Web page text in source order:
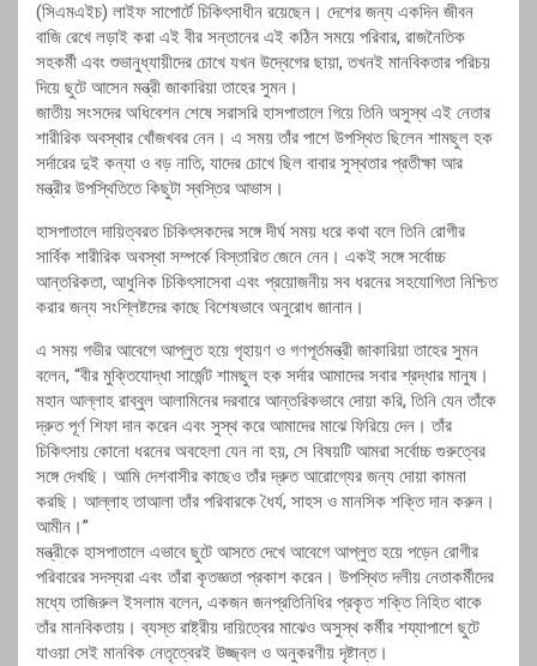
(সিএমএইচ) লাইফ সাপোর্টে চিকিৎসাধীন রয়েছেন। দেশের জন্য একদিন জীবন
বাজি রেখে লড়াই করা এই বীর সন্তানের এই কঠিন সময়ে পরিবার, রাজনৈতিক
সহকর্মী এবং শুভানুধ্যায়ীদের চোখে যখন উদ্বেগের ছায়া, তখনই মানবিকতার পরিচয়
দিয়ে ছুটে আসেন মন্ত্রী জাকারিয়া তাহের সুমন।
জাতীয় সংসদের অধিবেশন শেষে সরাসরি হাসপাতালে গিয়ে তিনি অসুস্থ এই নেতার
শারীরিক অবস্থার খোঁজখবর নেন। এ সময় তাঁর পাশে উপস্থিত ছিলেন শামছুল হক
সর্দারের দুই কন্যা ও বড় নাতি, যাদের চোখে ছিল বাবার সুস্থতার প্রতীক্ষা আর
মন্ত্রীর উপস্থিতিতে কিছুটা স্বস্তির আভাস।
হাসপাতালে দায়িত্বরত চিকিৎসকদের সঙ্গে দীর্ঘ সময় ধরে কথা বলে তিনি রোগীর
সার্বিক শারীরিক অবস্থা সম্পর্কে বিস্তারিত জেনে নেন। একই সঙ্গে সর্বোচ্চ
আন্তরিকতা, আধুনিক চিকিৎসাসেবা এবং প্রয়োজনীয় সব ধরনের সহযোগিতা নিশ্চিত
করার জন্য সংশ্লিষ্টদের কাছে বিশেষভাবে অনুরোধ জানান।
এ সময় গভীর আবেগে আপ্লুত হয়ে গৃহায়ণ ও গণপূর্তমন্ত্রী জাকারিয়া তাহের সুমন
বলেন, “বীর মুক্তিযোদ্ধা সার্জেন্ট শামছুল হক সর্দার আমাদের সবার শ্রদ্ধার মানুষ।
মহান আল্লাহ রাব্বুল আলামিনের দরবারে আন্তরিকভাবে দোয়া করি, তিনি যেন তাঁকে
দ্রুত পূর্ণ শিফা দান করেন এবং সুস্থ করে আমাদের মাঝে ফিরিয়ে দেন। তাঁর
চিকিৎসায় কোনো ধরনের অবহেলা যেন না হয়, সে বিষয়টি আমরা সর্বোচ্চ গুরুত্বের
সঙ্গে দেখছি। আমি দেশবাসীর কাছেও তাঁর দ্রুত আরোগ্যের জন্য দোয়া কামনা
করছি। আল্লাহ তাআলা তাঁর পরিবারকে ধৈর্য, সাহস ও মানসিক শক্তি দান করুন।
আমীন।”
মন্ত্রীকে হাসপাতালে এভাবে ছুটে আসতে দেখে আবেগে আপ্লুত হয়ে পড়েন রোগীর
পরিবারের সদস্যরা এবং তাঁরা কৃতজ্ঞতা প্রকাশ করেন। উপস্থিত দলীয় নেতাকর্মীদের
মধ্যে তাজিরুল ইসলাম বলেন, একজন জনপ্রতিনিধির প্রকৃত শক্তি নিহিত থাকে
তাঁর মানবিকতায়। ব্যস্ত রাষ্ট্রীয় দায়িত্বের মাঝেও অসুস্থ কর্মীর শয্যাপাশে ছুটে
যাওয়া সেই মানবিক নেতৃত্বেরই উজ্জ্বল ও অনুকরণীয় দৃষ্টান্ত।